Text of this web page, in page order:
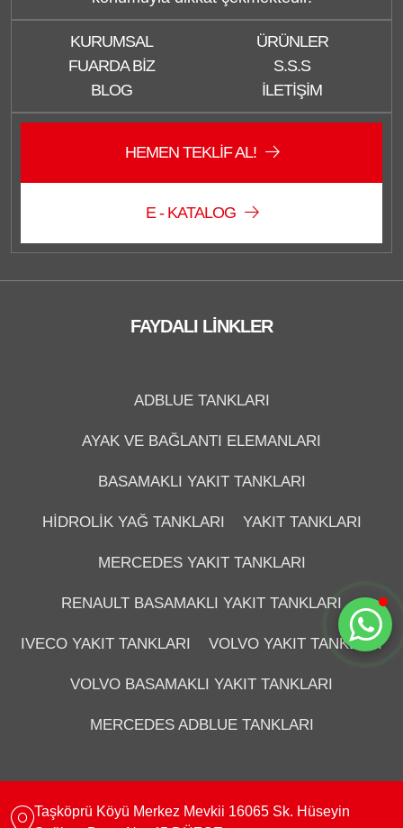
Çevrimiçi
Sohbete Başla
KURUMSAL
ÜRÜNLER
FUARDA BIZ
S.S.S
BLOG
İLETIŞIM
HEMEN TEKLIF AL!
E - KATALOG
FAYDALI LINKLER
ADBLUE TANKLARI
AYAK VE BAĞLANTI ELEMANLARI
BASAMAKLI YAKIT TANKLARI
HIDROLIK YAĞ TANKLARI YAKIT TANKLARI
MERCEDES YAKIT TANKLARI
RENAULT BASAMAKLI YAKIT TANKLARI
IVECO YAKIT TANKLARI VOLVO YAKIT TANKLARI
VOLVO BASAMAKLI YAKIT TANKLARI
MERCEDES ADBLUE TANKLARI
Taşköprü Köyü Merkez Mevkii 16065 Sk. Hüseyin